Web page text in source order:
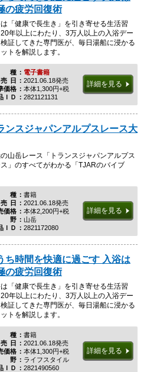
の疲労回復術
は「健康で長生き」を引き寄せる生活習
年以上にわたり、3万人以上の入浴デー
証してきた専門医が、毎日湯船に浸かる
トを解説します。
種電子書籍
日 2021.06.18発売
価格
本体1,300円+税
ＩＤ
2821121131
詳細を見る
ンスジャパンアルプスレース大
山岳レース「トランスジャパンアルプス
」のすべてがわかる「TJARのバイブ
種書籍
日 2021.06.18発売
価格
本体2,200円+税
野山岳
ＩＤ
2821172080
詳細を見る
ち時間を快適に過ごす 入浴は
の疲労回復術
は「健康で長生き」を引き寄せる生活習
年以上にわたり、3万人以上の入浴デー
証してきた専門医が、毎日湯船に浸かる
トを解説します。
種書籍
日 2021.06.18発売
価格
本体1,300円+税
野ライフスタイル
ＩＤ
2821490560
詳細を見る